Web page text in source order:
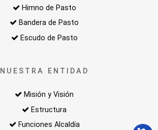
Himno de Pasto
Bandera de Pasto
Escudo de Pasto
NUESTRA ENTIDAD
Misión y Visión
Estructura
Funciones Alcaldía